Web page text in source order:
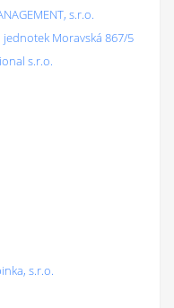
s.r.o.
Moravská 867/5
s.r.o.
s.r.o.